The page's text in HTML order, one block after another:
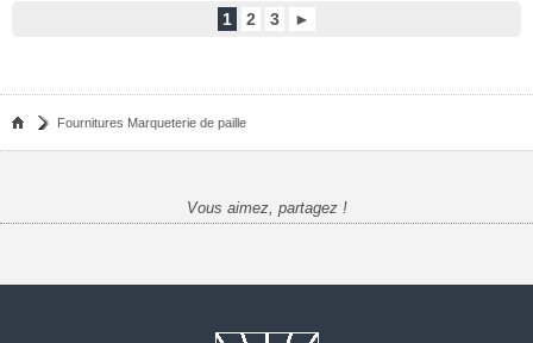
1 2 3 ►
Fournitures Marqueterie de paille
Vous aimez, partagez !